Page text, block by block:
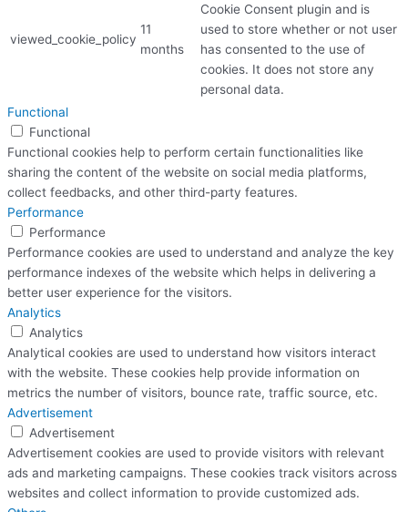
viewed_cookie_policy
11
months
Cookie Consent plugin and is
used to store whether or not user
has consented to the use of
cookies. It does not store any
personal data.
Functional
Functional
Functional cookies help to perform certain functionalities like
sharing the content of the website on social media platforms,
collect feedbacks, and other third-party features.
Performance
Performance
Performance cookies are used to understand and analyze the key
performance indexes of the website which helps in delivering a
better user experience for the visitors.
Analytics
Analytics
Analytical cookies are used to understand how visitors interact
with the website. These cookies help provide information on
metrics the number of visitors, bounce rate, traffic source, etc.
Advertisement
Advertisement
Advertisement cookies are used to provide visitors with relevant
ads and marketing campaigns. These cookies track visitors across
websites and collect information to provide customized ads.